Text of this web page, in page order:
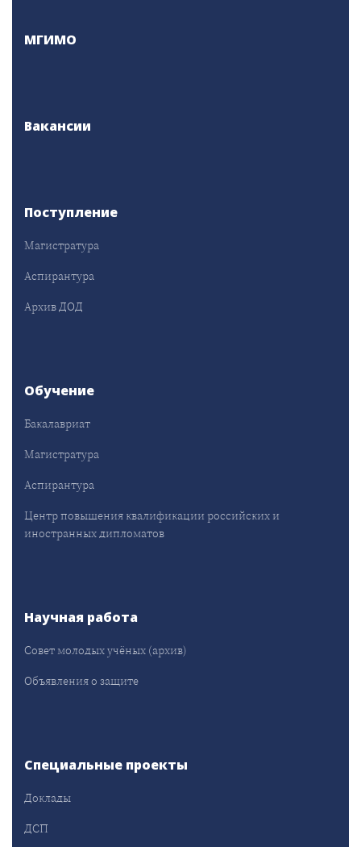
МГИМО
Вакансии
Поступление
Магистратура
Аспирантура
Архив ДОД
Обучение
Бакалавриат
Магистратура
Аспирантура
Центр повышения квалификации российских и
иностранных дипломатов
Научная работа
Совет молодых учёных (архив)
Объявления о защите
Специальные проекты
Доклады
ДСП